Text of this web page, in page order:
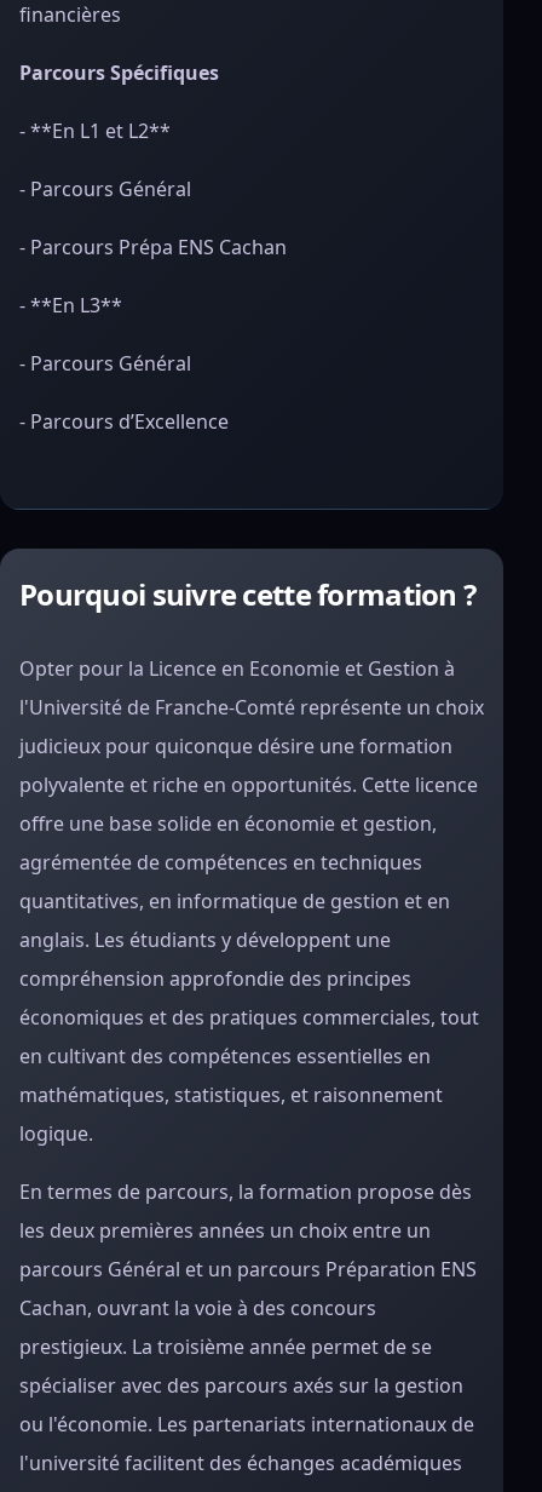
financières
Parcours Spécifiques
- **En L1 et L2**
- Parcours Général
- Parcours Prépa ENS Cachan
- **En L3**
- Parcours Général
- Parcours d’Excellence
Pourquoi suivre cette formation ?
Opter pour la Licence en Economie et Gestion à
l'Université de Franche-Comté représente un choix
judicieux pour quiconque désire une formation
polyvalente et riche en opportunités. Cette licence
offre une base solide en économie et gestion,
agrémentée de compétences en techniques
quantitatives, en informatique de gestion et en
anglais. Les étudiants y développent une
compréhension approfondie des principes
économiques et des pratiques commerciales, tout
en cultivant des compétences essentielles en
mathématiques, statistiques, et raisonnement
logique.
En termes de parcours, la formation propose dès
les deux premières années un choix entre un
parcours Général et un parcours Préparation ENS
Cachan, ouvrant la voie à des concours
prestigieux. La troisième année permet de se
spécialiser avec des parcours axés sur la gestion
ou l'économie. Les partenariats internationaux de
l'université facilitent des échanges académiques